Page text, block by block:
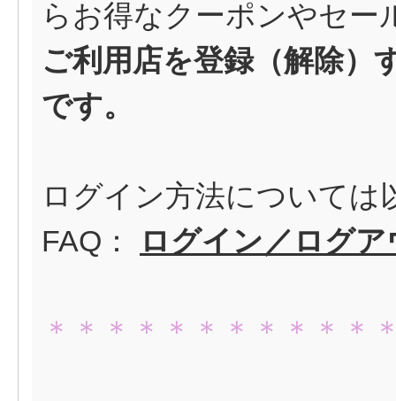
らお得なクーポンやセー
ご利用店を登録（解除）
です。
ログイン方法については
FAQ：
ログイン／ログ
＊＊＊＊＊＊＊＊＊＊＊